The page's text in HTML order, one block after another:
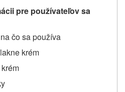
pre používateľov sa
čo sa používa
krém